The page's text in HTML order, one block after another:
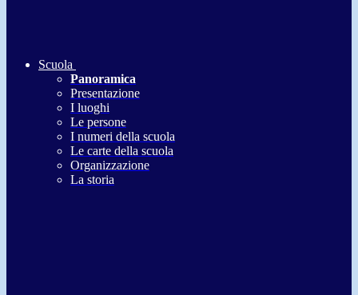
Scuola
Panoramica
Presentazione
I luoghi
Le persone
I numeri della scuola
Le carte della scuola
Organizzazione
La storia